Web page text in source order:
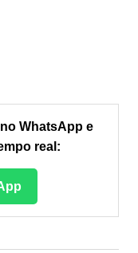
WhatsApp e
real: